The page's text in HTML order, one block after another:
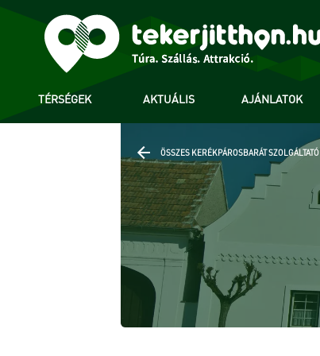
TÉRSÉGEK AKTUÁLIS AJÁNLATOK
ÖSSZES KERÉKPÁROSBARÁT SZOLGÁLTATÓ